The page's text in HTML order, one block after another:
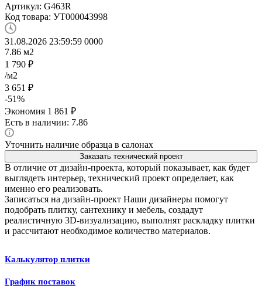
Артикул: G463R
Код товара: УТ000043998
31.08.2026 23:59:59 0000
7.86 м2
1 790 ₽
/м2
3 651 ₽
-51%
Экономия 1 861 ₽
Есть в наличии: 7.86
Уточнить наличие образца в салонах
Заказать технический проект
В отличие от дизайн-проекта, который показывает, как будет
выглядеть интерьер, технический проект определяет, как
именно его реализовать.
Записаться на дизайн-проект Наши дизайнеры помогут
подобрать плитку, сантехнику и мебель, создадут
реалистичную 3D-визуализацию, выполнят раскладку плитки
и рассчитают необходимое количество материалов.
Калькулятор плитки
График поставок